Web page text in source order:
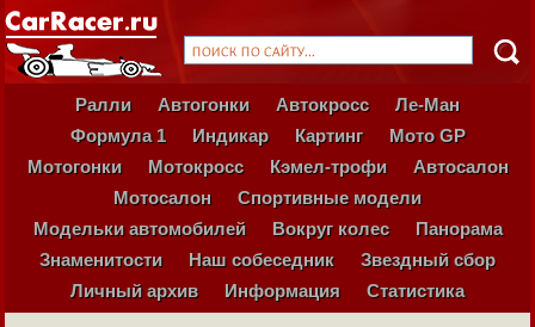
Ралли Автогонки Автокросс
Ле-Ман
Формула 1
Индикар Картинг
Мото GP
Мотогонки
Мотокросс Кэмел-трофи
Автосалон
Мотосалон
Спортивные модели
Модельки автомобилей
Вокруг колес
Панорама
Знаменитости
Наш собеседник
Звездный сбор
Личный архив
Информация Статистика